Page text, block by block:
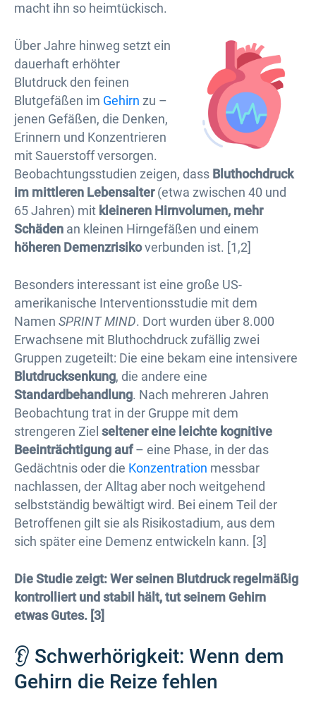
macht ihn so heimtückisch.
Über Jahre hinweg setzt ein
dauerhaft erhöhter
Blutdruck den feinen
Blutgefäßen im Gehirn zu –
jenen Gefäßen, die Denken,
Erinnern und Konzentrieren
mit Sauerstoff versorgen.
Beobachtungsstudien zeigen, dass Bluthochdruck
im mittleren Lebensalter(etwa zwischen 40 und
65 Jahren) mit kleineren Hirnvolumen, mehr
Schäden an kleinen Hirngefäßen und einem
höheren Demenzrisikoverbunden ist. [1,2]
Besonders interessant ist eine große US-
amerikanische Interventionsstudie mit dem
Namen SPRINT MIND. Dort wurden über 8.000
Erwachsene mit Bluthochdruck zufällig zwei
Gruppen zugeteilt: Die eine bekam eine intensivere
Blutdrucksenkung, die andere eine
Standardbehandlung. Nach mehreren Jahren
Beobachtung trat in der Gruppe mit dem
strengeren Ziel seltener eine leichte kognitive
Beeinträchtigung auf– eine Phase, in der das
Gedächtnis oder die Konzentration messbar
nachlassen, der Alltag aber noch weitgehend
selbstständig bewältigt wird. Bei einem Teil der
Betroffenen gilt sie als Risikostadium, aus dem
sich später eine Demenz entwickeln kann. [3]
Die Studie zeigt: Wer seinen Blutdruck regelmäßig
kontrolliert und stabil hält, tut seinem Gehirn
etwas Gutes. [3]
👂 Schwerhörigkeit: Wenn dem
Gehirn die Reize fehlen